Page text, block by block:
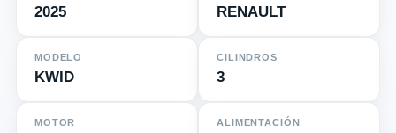
2025 RENAULT
MODELO
KWID
CILINDROS
3
MOTOR ALIMENTACIÓN